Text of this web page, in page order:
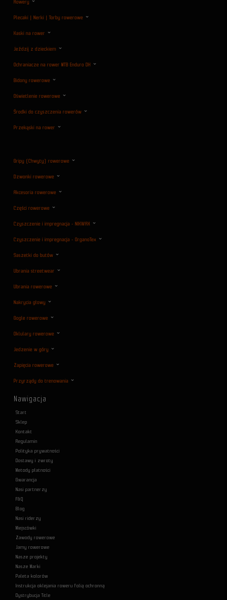
Rowery
Plecaki | Nerki | Torby rowerowe
Kaski na rower
Jeździj z dzieckiem
Ochraniacze na rower MTB Enduro DH
Bidony rowerowe
Oświetlenie rowerowe
Środki do czyszczenia rowerów
Przekąski na rower
Gripy (Chwyty) rowerowe
Dzwonki rowerowe
Akcesoria rowerowe
Części rowerowe
Czyszczenie i impregnacja - NIKWAX
Czyszczenie i impregnacja - OrganoTex
Saszetki do butów
Ubrania streetwear
Ubrania rowerowe
Nakrycia głowy
Gogle rowerowe
Oklulary rowerowe
Jedzenie w góry
Zapięcia rowerowe
Przyrządy do trenowania
Nawigacja
Start
Sklep
Kontakt
Regulamin
Polityka prywatności
Dostawy i zwroty
Metody płatności
Gwarancja
Nasi partnerzy
F&Q
Blog
Nasi riderzy
Miejscówki
Zawody rowerowe
Jamy rowerowe
Nasze projekty
Nasze Marki
Paleta kolorów
Instrukcja oklejania roweru folią ochronną
Dystrybucja Title